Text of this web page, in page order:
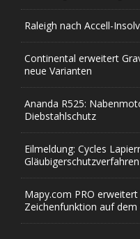
Raleigh nach Accell-
Continental erweitert
neue Varianten
Ananda R525:
Diebstahlschutz
Eilmeldung: Cycles
Gläubigerschutzverfahren
Mapy.com PRO
Zeichenfunktion auf